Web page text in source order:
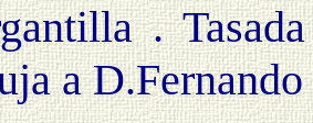
.
a